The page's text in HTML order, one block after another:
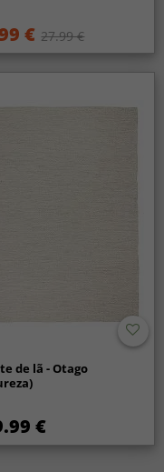
€ 27.99 €
de lã - Otago
€